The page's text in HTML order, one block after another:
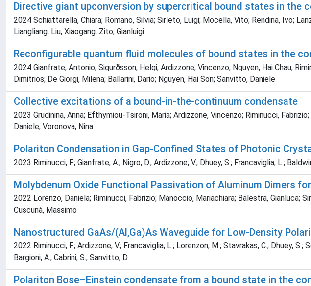
Directive giant upconversion by supercritical bound states in the
2024 Schiattarella, Chiara; Romano, Silvia; Sirleto, Luigi; Mocella, Vito; Rendina, Ivo;
Liangliang; Liu, Xiaogang; Zito, Gianluigi
Reconfigurable quantum fluid molecules of bound states in the
2024 Gianfrate, Antonio; Sigurðsson, Helgi; Ardizzone, Vincenzo; Nguyen, Hai Chau;
Dimitrios; De Giorgi, Milena; Ballarini, Dario; Nguyen, Hai Son; Sanvitto, Daniele
Collective excitations of a bound-in-the-continuum condensate
2023 Grudinina, Anna; Efthymiou-Tsironi, Maria; Ardizzone, Vincenzo; Riminucci,
Daniele; Voronova, Nina
Polariton Condensation in Gap-Confined States of Photonic
2023 Riminucci, F.; Gianfrate, A.; Nigro, D.; Ardizzone, V.; Dhuey, S.; Francaviglia, L.;
Molybdenum Oxide Functional Passivation of Aluminum Dimers
2022 Lorenzo, Daniela; Riminucci, Fabrizio; Manoccio, Mariachiara; Balestra, Gianluca;
Cuscunà, Massimo
Nanostructured GaAs/(Al,Ga)As Waveguide for Low-Density
2022 Riminucci, F.; Ardizzone, V.; Francaviglia, L.; Lorenzon, M.; Stavrakas, C.; Dhuey,
Bargioni, A.; Cabrini, S.; Sanvitto, D.
Polariton Bose–Einstein condensate from a bound state in the